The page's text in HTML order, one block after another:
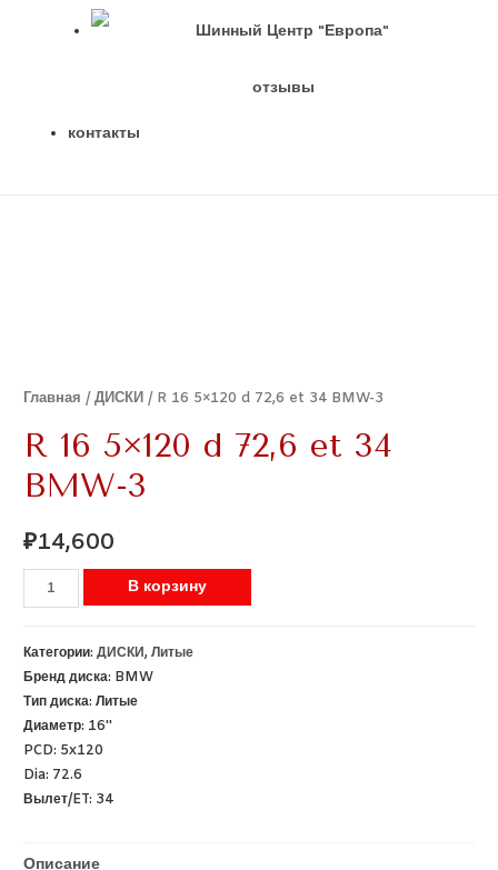
отзывы
контакты
Главная /ДИСКИ / R 16 5×120 d 72,6 et 34 BMW-3
R 16 5×120 d 72,6 et 34
BMW-3
₽14,600
В корзину
Категории:ДИСКИ,Литые
Бренд диска: BMW
Тип диска:Литые
Диаметр: 16''
PCD: 5x120
Dia: 72.6
Вылет/ET: 34
Описание